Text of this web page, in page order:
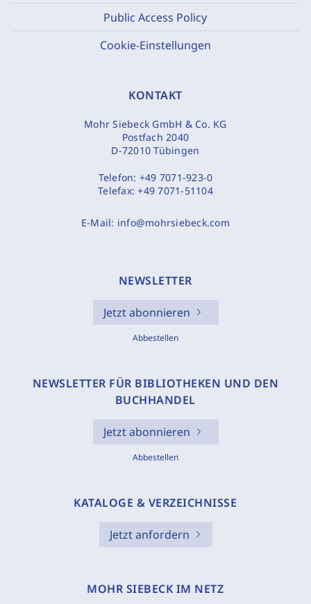
Public Access Policy
Cookie-Einstellungen
KONTAKT
Mohr Siebeck GmbH & Co. KG
Postfach 2040
D-72010 Tübingen
Telefon: +49 7071-923-0
Telefax:+49 7071-51104
E-Mail: info@mohrsiebeck.com
NEWSLETTER
Jetzt abonnieren
Abbestellen
NEWSLETTER FÜR BIBLIOTHEKEN UND DEN
BUCHHANDEL
Jetzt abonnieren
Abbestellen
KATALOGE & VERZEICHNISSE
Jetzt anfordern
MOHR SIEBECK IM NETZ